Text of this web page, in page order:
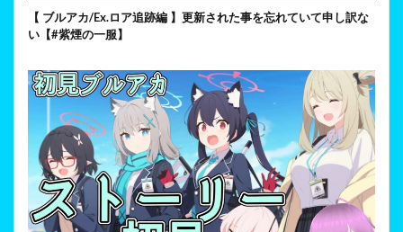
【 ブルアカ/Ex.ロア追跡編 】更新された事を忘れていて申し訳な
い【#紫煙の一服】